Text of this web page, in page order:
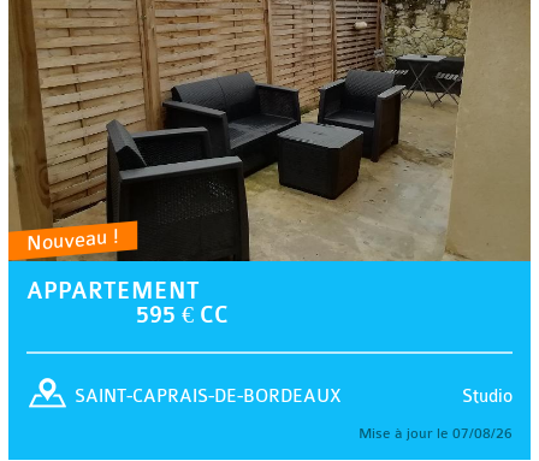
Nouveau !
APPARTEMENT
595 € CC
Studio
SAINT-CAPRAIS-DE-BORDEAUX
Mise à jour le 07/08/26